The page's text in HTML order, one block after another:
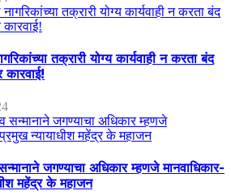
तक्रारी योग्य कार्यवाही न करता बंद
कारवाई!
जगण्याचा अधिकार म्हणजे मानवाधिकार-
महेंद्र के महाजन